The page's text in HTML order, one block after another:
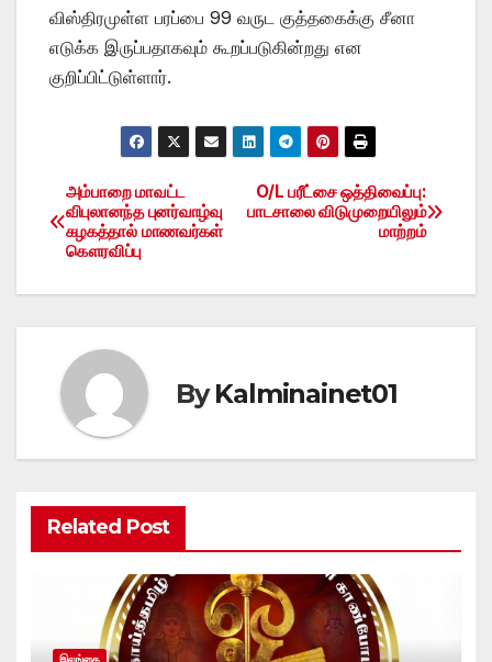
விஸ்திரமுள்ள பரப்பை 99 வருட குத்தகைக்கு சீனா
எடுக்க இருப்பதாகவும் கூறப்படுகின்றது என
குறிப்பிட்டுள்ளார்.
Post
navigation
O/L பரீட்சை ஒத்திவைப்பு:
பாடசாலை விடுமுறையிலும்
மாற்றம்
அம்பாறை மாவட்ட
விபுலானந்த புனர்வாழ்வு
கழகத்தால் மாணவர்கள்
கௌரவிப்பு
ByKalminainet01
Related Post
இலங்கை